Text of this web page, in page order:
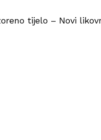
tijelo – Novi